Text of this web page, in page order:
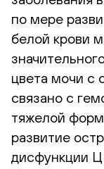
по мере
белой крови
цвета мочи с
связано с
тяжелой
развитие
дисфункции